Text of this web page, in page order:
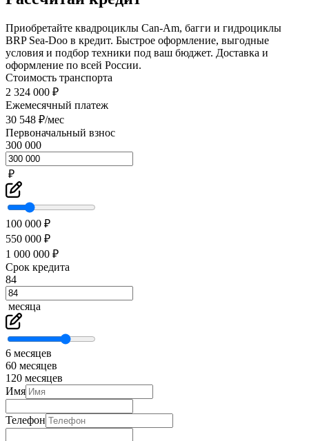
Приобретайте квадроциклы Can-Am, багги и гидроциклы
BRP Sea-Doo в кредит. Быстрое оформление, выгодные
условия и подбор техники под ваш бюджет. Доставка и
оформление по всей России.
Стоимость транспорта
2 324 000 ₽
Ежемесячный платеж
30 548 ₽/мес
Первоначальный взнос
300 000
₽
100 000 ₽
550 000 ₽
1 000 000 ₽
Срок кредита
84
месяца
6 месяцев
60 месяцев
120 месяцев
Имя
Телефон